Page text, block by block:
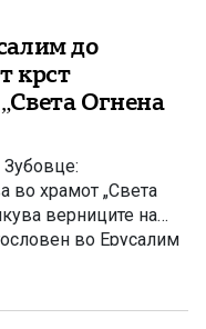
до
крст
Огнена
во храмот „Света
верниците на
во Ерусалим
лето Господово,
на Светиот